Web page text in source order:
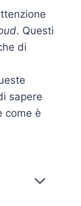
. Questi
di
sapere
come è